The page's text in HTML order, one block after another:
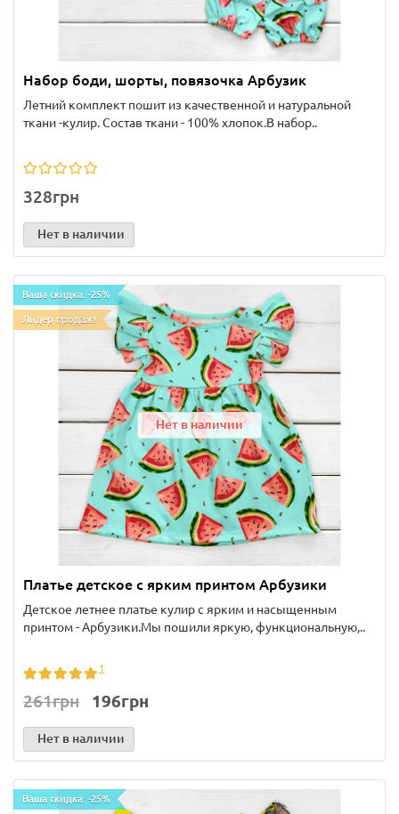
Набор боди, шорты, повязочка Арбузик
Летний комплект пошит из качественной и натуральной
ткани -кулир. Состав ткани - 100% хлопок.В набор..
328грн
Нет в наличии
Ваша скидка: -25%
Лидер продаж!
Нет в наличии
Платье детское с ярким принтом Арбузики
Детское летнее платье кулир с ярким и насыщенным
принтом - Арбузики.Мы пошили яркую, функциональную,..
1
261грн 196грн
Нет в наличии
Ваша скидка: -25%